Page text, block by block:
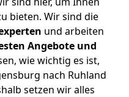
bieten. Wir sind die
und arbeiten
Angebote und
wie wichtig es ist,
nach Ruhland
setzen wir alles